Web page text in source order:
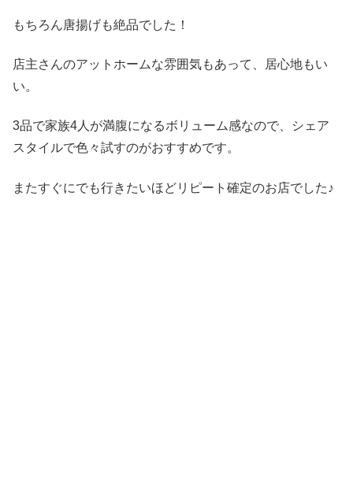
もちろん唐揚げも絶品でした！
店主さんのアットホームな雰囲気もあって、居心地もい
い。
3品で家族4人が満腹になるボリューム感なので、シェア
スタイルで色々試すのがおすすめです。
またすぐにでも行きたいほどリピート確定のお店でした♪